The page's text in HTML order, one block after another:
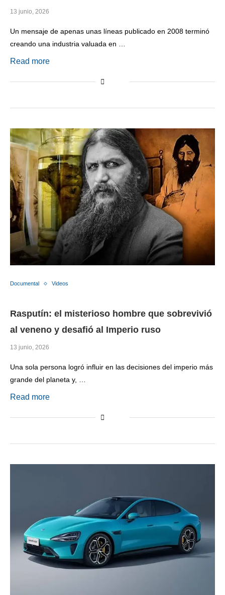
13 junio, 2026
Un mensaje de apenas unas líneas publicado en 2008 terminó
creando una industria valuada en …
Read more
Documental Videos
Rasputín: el misterioso hombre que sobrevivió
al veneno y desafió al Imperio ruso
13 junio, 2026
Una sola persona logró influir en las decisiones del imperio más
grande del planeta y, …
Read more